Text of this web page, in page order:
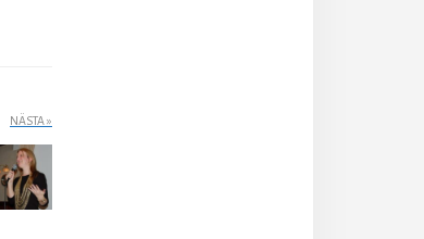
NÄSTA »